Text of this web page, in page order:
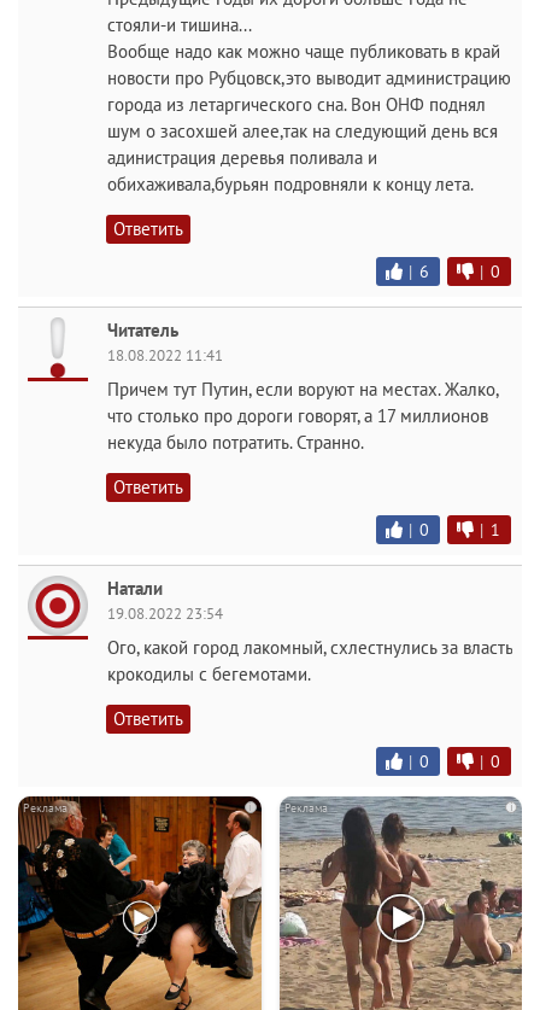
стояли-и тишина...
Вообще надо как можно чаще публиковать в край
новости про Рубцовск,это выводит администрацию
города из летаргического сна. Вон ОНФ поднял
шум о засохшей алее,так на следующий день вся
адинистрация деревья поливала и
обихаживала,бурьян подровняли к концу лета.
Ответить
| 6 | 0
Читатель
18.08.2022 11:41
Причем тут Путин, если воруют на местах. Жалко,
что столько про дороги говорят, а 17 миллионов
некуда было потратить. Странно.
Ответить
| 0 | 1
Натали
19.08.2022 23:54
Ого, какой город лакомный, схлестнулись за власть
крокодилы с бегемотами.
Ответить
| 0 | 0
i i